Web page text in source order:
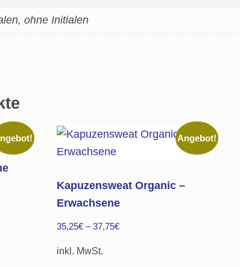
ohne Initialen
Angebot!
Kapuzensweat Organic –
Erwachsene
35,25€ –37,75€
inkl. MwSt.